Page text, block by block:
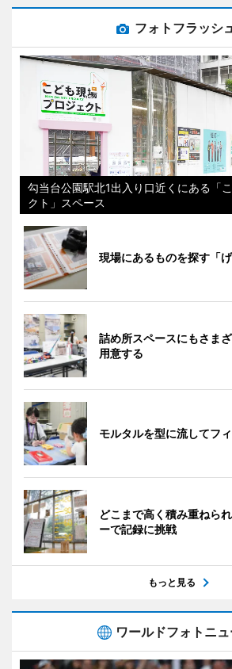
フォトフラッシ
勾当台公園駅北1出入り口近くにある「
クト」スペース
現場にあるものを探す「げ
詰め所スペースにもさま
用意する
モルタルを型に流してフ
どこまで高く積み重ねら
ーで記録に挑戦
もっと見る
ワールドフォトニ